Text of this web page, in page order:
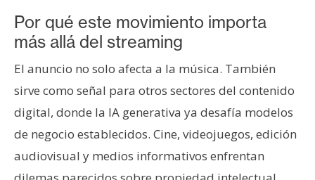
Por qué este movimiento importa
más allá del streaming
El anuncio no solo afecta a la música. También
sirve como señal para otros sectores del contenido
digital, donde la IA generativa ya desafía modelos
de negocio establecidos. Cine, videojuegos, edición
audiovisual y medios informativos enfrentan